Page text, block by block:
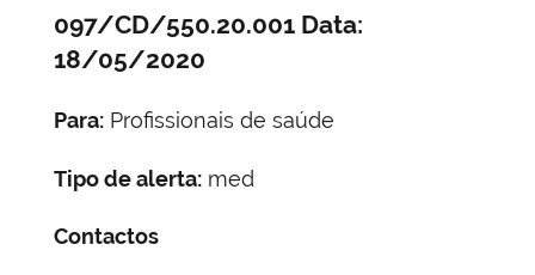
097/CD/550.20.001 Data:
18/05/2020
Para: Profissionais de saúde
Tipo de alerta: med
Contactos